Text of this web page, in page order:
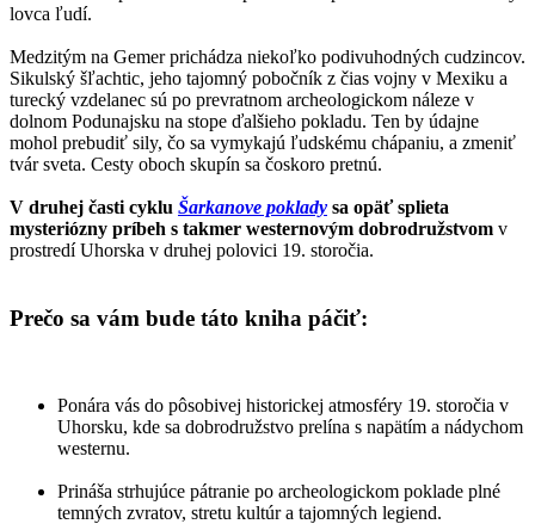
lovca ľudí.
Medzitým na Gemer prichádza niekoľko podivuhodných cudzincov.
Sikulský šľachtic, jeho tajomný pobočník z čias vojny v Mexiku a
turecký vzdelanec sú po prevratnom archeologickom náleze v
dolnom Podunajsku na stope ďalšieho pokladu. Ten by údajne
mohol prebudiť sily, čo sa vymykajú ľudskému chápaniu, a zmeniť
tvár sveta. Cesty oboch skupín sa čoskoro pretnú.
V druhej časti cyklu Šarkanove poklady sa opäť splieta
mysteriózny príbeh s takmer westernovým dobrodružstvom v
prostredí Uhorska v druhej polovici 19. storočia.
Prečo sa vám bude táto kniha páčiť:
Ponára vás do pôsobivej historickej atmosféry 19. storočia v
Uhorsku, kde sa dobrodružstvo prelína s napätím a nádychom
westernu.
Prináša strhujúce pátranie po archeologickom poklade plné
temných zvratov, stretu kultúr a tajomných legiend.